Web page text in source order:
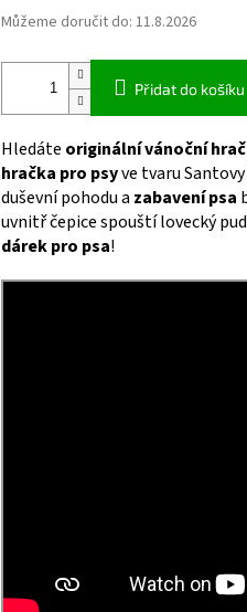
Můžeme doručit do: 11.8.2026
Přidat do košíku
Hledáte originální vánoční
hračka pro psyve tvaru
duševní pohodu a zabavení psa
uvnitř čepice spouští lovecký
dárek pro psa!